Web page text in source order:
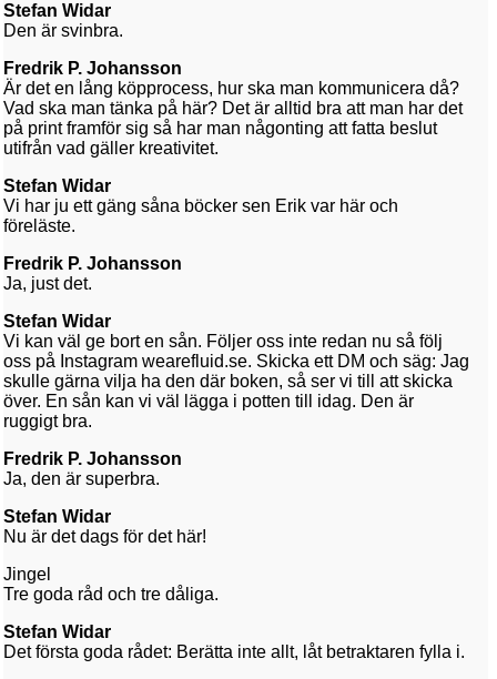
Stefan Widar
Den är svinbra.
Fredrik P. Johansson
Är det en lång köpprocess, hur ska man kommunicera då?
Vad ska man tänka på här? Det är alltid bra att man har det
på print framför sig så har man någonting att fatta beslut
utifrån vad gäller kreativitet.
Stefan Widar
Vi har ju ett gäng såna böcker sen Erik var här och
föreläste.
Fredrik P. Johansson
Ja, just det.
Stefan Widar
Vi kan väl ge bort en sån. Följer oss inte redan nu så följ
oss på Instagram wearefluid.se. Skicka ett DM och säg: Jag
skulle gärna vilja ha den där boken, så ser vi till att skicka
över. En sån kan vi väl lägga i potten till idag. Den är
ruggigt bra.
Fredrik P. Johansson
Ja, den är superbra.
Stefan Widar
Nu är det dags för det här!
Jingel
Tre goda råd och tre dåliga.
Stefan Widar
Det första goda rådet: Berätta inte allt, låt betraktaren fylla i.